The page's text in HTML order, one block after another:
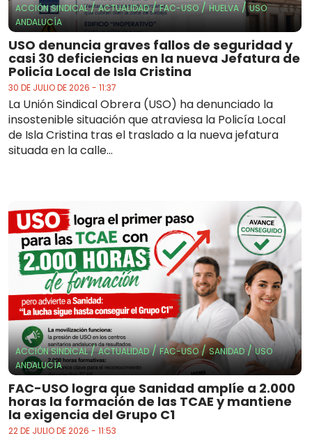
ACCIÓN SINDICAL/ACTUALIDAD/FAC-USO/HUELVA/USO
ANDALUCÍA
USO denuncia graves fallos de seguridad y
casi 30 deficiencias en la nueva Jefatura de
Policía Local de Isla Cristina
30 DE JULIO DE 2026 - 11:37
La Unión Sindical Obrera (USO) ha denunciado la
insostenible situación que atraviesa la Policía Local
de Isla Cristina tras el traslado a la nueva jefatura
situada en la calle...
ACCIÓN SINDICAL/ACTUALIDAD/FAC-USO/SANIDAD/USO
ANDALUCÍA
FAC-USO logra que Sanidad amplíe a 2.000
horas la formación de las TCAE y mantiene
la exigencia del Grupo C1
22 DE JULIO DE 2026 - 11:53